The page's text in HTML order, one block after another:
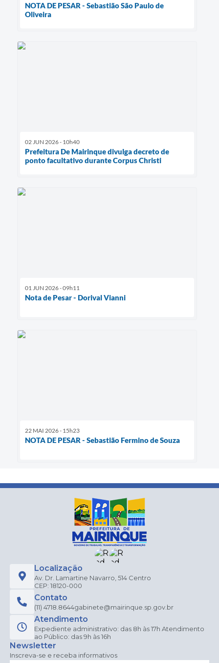
NOTA DE PESAR - Sebastião São Paulo de
Oliveira
02 JUN 2026 - 10h40
Prefeitura De Mairinque divulga decreto de
ponto facultativo durante Corpus Christi
01 JUN 2026 - 09h11
Nota de Pesar - Dorival Vianni
22 MAI 2026 - 15h23
NOTA DE PESAR - Sebastião Fermino de Souza
Localização
Av. Dr. Lamartine Navarro, 514 Centro
CEP: 18120-000
Contato
(11) 4718.8644gabinete@mairinque.sp.gov.br
Atendimento
Expediente administrativo: das 8h às 17h Atendimento
ao Público: das 9h às 16h
Newsletter
Inscreva-se e receba informativos